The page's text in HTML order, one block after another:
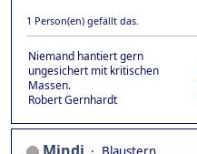
1 Person(en) gefällt das.
Niemand hantiert gern
ungesichert mit kritischen
Massen.
Robert Gernhardt